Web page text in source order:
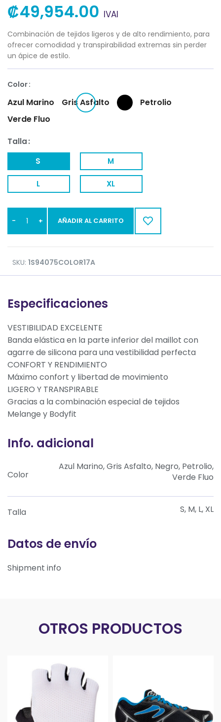
₡49,954.00 IVAI
Combinación de tejidos ligeros y de alto rendimiento, para
ofrecer comodidad y transpirabilidad extremas sin perder
un ápice de estilo.
Color
Azul Marino Gris Asfalto
Petrolio
Verde Fluo
Talla
S
M
L XL
AÑADIR AL CARRITO
SKU: 1S94075COLOR17A
Especificaciones
VESTIBILIDAD EXCELENTE
Banda elástica en la parte inferior del maillot con
agarre de silicona para una vestibilidad perfecta
CONFORT Y RENDIMIENTO
Máximo confort y libertad de movimiento
LIGERO Y TRANSPIRABLE
Gracias a la combinación especial de tejidos
Melange y Bodyfit
Info. adicional
Color
Azul Marino, Gris Asfalto, Negro, Petrolio,
Verde Fluo
Talla S, M, L, XL
Datos de envío
Shipment info
OTROS PRODUCTOS